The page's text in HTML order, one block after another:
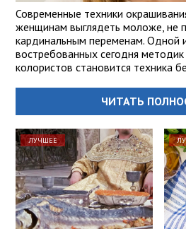
Современные техники
женщинам выглядеть моложе, не
кардинальным переменам. Одной
востребованных сегодня
колористов становится техника
ЧИТАТЬ
ЛУЧШЕЕ